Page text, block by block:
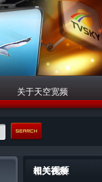
关于天空宽频
相关视频